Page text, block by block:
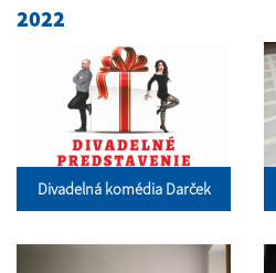
2022
Divadelná komédia Darček